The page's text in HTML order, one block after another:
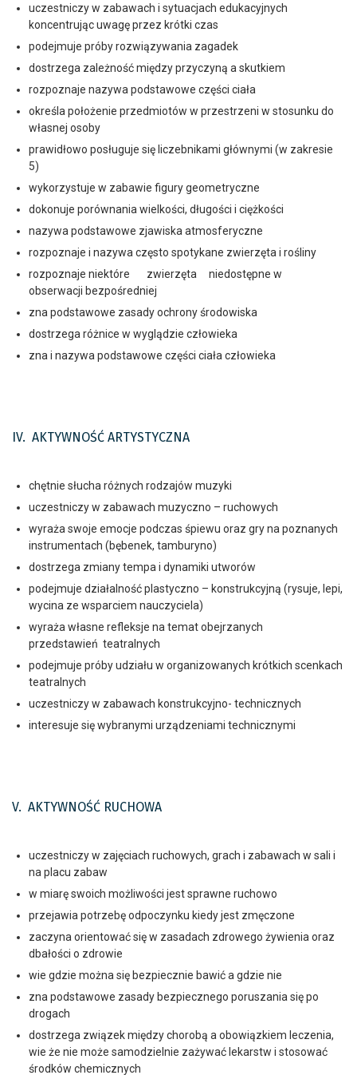
uczestniczy w zabawach i sytuacjach edukacyjnych
koncentrując uwagę przez krótki czas
podejmuje próby rozwiązywania zagadek
dostrzega zależność między przyczyną a skutkiem
rozpoznaje nazywa podstawowe części ciała
określa położenie przedmiotów w przestrzeni w stosunku do
własnej osoby
prawidłowo posługuje się liczebnikami głównymi (w zakresie
5)
wykorzystuje w zabawie figury geometryczne
dokonuje porównania wielkości, długości i ciężkości
nazywa podstawowe zjawiska atmosferyczne
rozpoznaje i nazywa często spotykane zwierzęta i rośliny
rozpoznaje niektóre zwierzęta niedostępne w
obserwacji bezpośredniej
zna podstawowe zasady ochrony środowiska
dostrzega różnice w wyglądzie człowieka
zna i nazywa podstawowe części ciała człowieka
IV. AKTYWNOŚĆ ARTYSTYCZNA
chętnie słucha różnych rodzajów muzyki
uczestniczy w zabawach muzyczno – ruchowych
wyraża swoje emocje podczas śpiewu oraz gry na poznanych
instrumentach (bębenek, tamburyno)
dostrzega zmiany tempa i dynamiki utworów
podejmuje działalność plastyczno – konstrukcyjną (rysuje, lepi,
wycina ze wsparciem nauczyciela)
wyraża własne refleksje na temat obejrzanych
przedstawień teatralnych
podejmuje próby udziału w organizowanych krótkich scenkach
teatralnych
uczestniczy w zabawach konstrukcyjno- technicznych
interesuje się wybranymi urządzeniami technicznymi
V. AKTYWNOŚĆ RUCHOWA
uczestniczy w zajęciach ruchowych, grach i zabawach w sali i
na placu zabaw
w miarę swoich możliwości jest sprawne ruchowo
przejawia potrzebę odpoczynku kiedy jest zmęczone
zaczyna orientować się w zasadach zdrowego żywienia oraz
dbałości o zdrowie
wie gdzie można się bezpiecznie bawić a gdzie nie
zna podstawowe zasady bezpiecznego poruszania się po
drogach
dostrzega związek między chorobą a obowiązkiem leczenia,
wie że nie może samodzielnie zażywać lekarstw i stosować
środków chemicznych